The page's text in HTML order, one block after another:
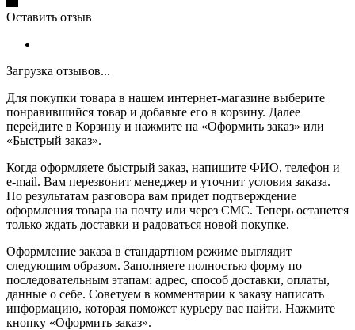
Оставить отзыв
Загрузка отзывов...
Для покупки товара в нашем интернет-магазине выберите
понравившийся товар и добавьте его в корзину. Далее
перейдите в Корзину и нажмите на «Оформить заказ» или
«Быстрый заказ».
Когда оформляете быстрый заказ, напишите ФИО, телефон и
e-mail. Вам перезвонит менеджер и уточнит условия заказа.
По результатам разговора вам придет подтверждение
оформления товара на почту или через СМС. Теперь останется
только ждать доставки и радоваться новой покупке.
Оформление заказа в стандартном режиме выглядит
следующим образом. Заполняете полностью форму по
последовательным этапам: адрес, способ доставки, оплаты,
данные о себе. Советуем в комментарии к заказу написать
информацию, которая поможет курьеру вас найти. Нажмите
кнопку «Оформить заказ».